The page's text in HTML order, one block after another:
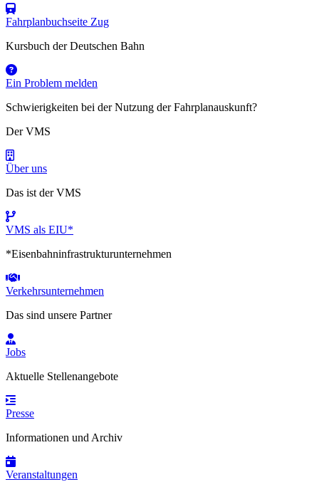
Fahrplanbuchseite Zug
Kursbuch der Deutschen Bahn
Ein Problem melden
Schwierigkeiten bei der Nutzung der Fahrplanauskunft?
Der VMS
Über uns
Das ist der VMS
VMS als EIU*
*Eisenbahninfrastrukturunternehmen
Verkehrsunternehmen
Das sind unsere Partner
Jobs
Aktuelle Stellenangebote
Presse
Informationen und Archiv
Veranstaltungen